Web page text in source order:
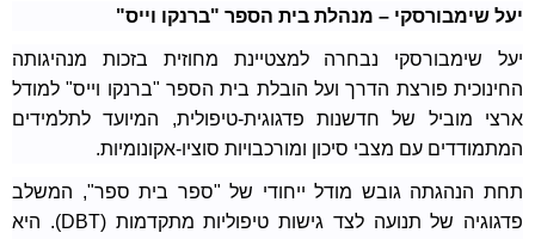
יעל שימבורסקי – מנהלת בית הספר "ברנקו וייס"
יעל שימבורסקי נבחרה למצטיינת מחוזית בזכות מנהיגותה
החינוכית פורצת הדרך ועל הובלת בית הספר "ברנקו וייס" למודל
ארצי מוביל של חדשנות פדגוגית-טיפולית, המיועד לתלמידים
המתמודדים עם מצבי סיכון ומורכבויות סוציו-אקונומיות.
תחת הנהגתה גובש מודל ייחודי של "ספר בית ספר", המשלב
פדגוגיה של תנועה לצד גישות טיפוליות מתקדמות (DBT). היא